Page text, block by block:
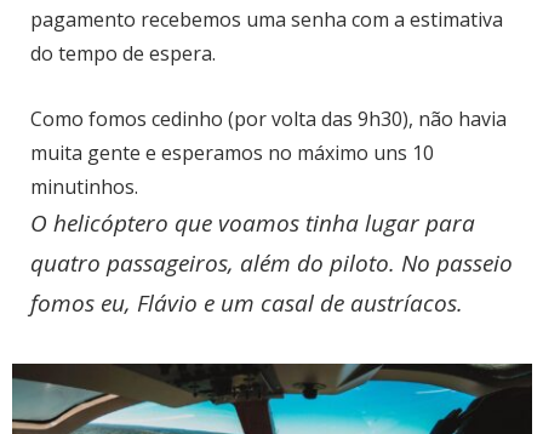
pagamento recebemos uma senha com a estimativa
do tempo de espera.
Como fomos cedinho (por volta das 9h30), não havia
muita gente e esperamos no máximo uns 10
minutinhos.
O helicóptero que voamos tinha lugar para
quatro passageiros, além do piloto. No passeio
fomos eu, Flávio e um casal de austríacos.